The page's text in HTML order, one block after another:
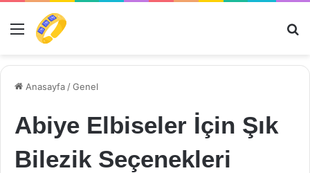
Menü
Anasayfa /Genel
Abiye Elbiseler İçin Şık
Bilezik Seçenekleri